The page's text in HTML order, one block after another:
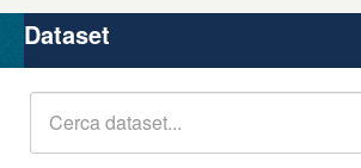
Organizzazioni
Gruppi
Dataset